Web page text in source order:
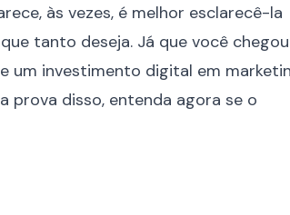
às vezes, é melhor esclarecê-la
tanto deseja. Já que você
um investimento digital em
prova disso, entenda agora se o